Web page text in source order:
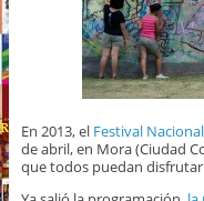
En 2013, el Festival
de abril, en Mora (Ciudad
que todos puedan